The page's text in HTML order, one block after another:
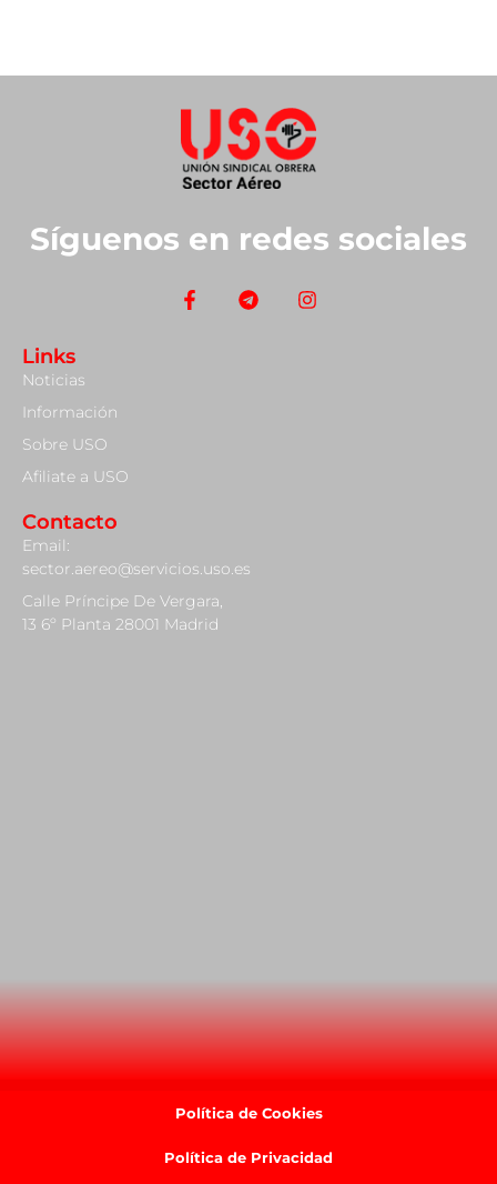
Síguenos en redes sociales
Links
Noticias
Información
Sobre USO
Afiliate a USO
Contacto
Email:
sector.aereo@servicios.uso.es
Calle Príncipe De Vergara,
13 6º Planta 28001 Madrid
Política de Cookies
Política de Privacidad